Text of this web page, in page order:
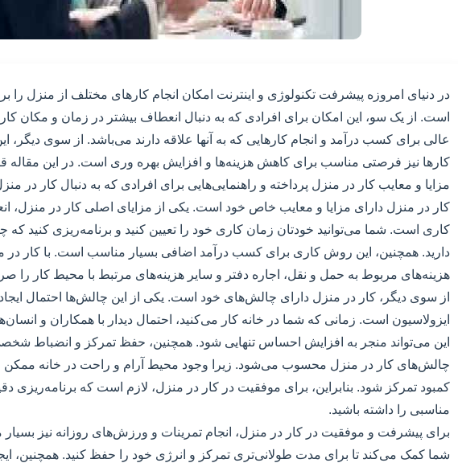
در دنیای امروزه پیشرفت تکنولوژی و اینترنت امکان انجام کارهای مختلف از منزل را
است. از یک سو، این امکان برای افرادی که به دنبال انعطاف بیشتر در زمان و مکان
عالی برای کسب درآمد و انجام کارهایی که به آنها علاقه دارند می‌باشد. از سوی دیگر،
کارها نیز فرصتی مناسب برای کاهش هزینه‌ها و افزایش بهره وری است. در این مقاله
مزایا و معایب کار در منزل پرداخته و راهنمایی‌هایی برای افرادی که به دنبال کار در
کار در منزل دارای مزایا و معایب خاص خود است. یکی از مزایای اصلی کار در منزل،
کاری است. شما می‌توانید خودتان زمان کاری خود را تعیین کنید و برنامه‌ریزی کنید که
دارید. همچنین، این روش کاری برای کسب درآمد اضافی بسیار مناسب است. با کار در
هزینه‌های مربوط به حمل و نقل، اجاره دفتر و سایر هزینه‌های مرتبط با محیط کار را
از سوی دیگر، کار در منزل دارای چالش‌های خود است. یکی از این چالش‌ها احتمال
ایزولاسیون است. زمانی که شما در خانه کار می‌کنید، احتمال دیدار با همکاران و
این می‌تواند منجر به افزایش احساس تنهایی شود. همچنین، حفظ تمرکز و انضباط
چالش‌های کار در منزل محسوب می‌شود. زیرا وجود محیط آرام و راحت در خانه
کمبود تمرکز شود. بنابراین، برای موفقیت در کار در منزل، لازم است که
مناسبی را داشته باشید.
برای پیشرفت و موفقیت در کار در منزل، انجام تمرینات و ورزش‌های روزانه نیز
شما کمک می‌کند تا برای مدت طولانی‌تری تمرکز و انرژی خود را حفظ کنید. همچنین،